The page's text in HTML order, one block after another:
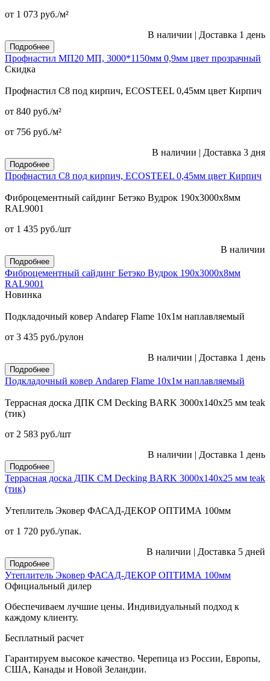
от 1 073 руб./м²
В наличии | Доставка 1 день
Подробнее
Профнастил МП20 МП, 3000*1150мм 0,9мм цвет прозрачный
Скидка
Профнастил С8 под кирпич, ECOSTEEL 0,45мм цвет Кирпич
от 840 руб./м²
от 756 руб./м²
В наличии | Доставка 3 дня
Подробнее
Профнастил С8 под кирпич, ECOSTEEL 0,45мм цвет Кирпич
Фиброцементный сайдинг Бетэко Вудрок 190х3000х8мм
RAL9001
от 1 435 руб./шт
В наличии
Подробнее
Фиброцементный сайдинг Бетэко Вудрок 190х3000х8мм
RAL9001
Новинка
Подкладочный ковер Andarep Flame 10х1м наплавляемый
от 3 435 руб./рулон
В наличии | Доставка 1 день
Подробнее
Подкладочный ковер Andarep Flame 10х1м наплавляемый
Террасная доска ДПК CM Decking BARK 3000х140х25 мм teak
(тик)
от 2 583 руб./шт
В наличии | Доставка 1 день
Подробнее
Террасная доска ДПК CM Decking BARK 3000х140х25 мм teak
(тик)
Утеплитель Эковер ФАСАД-ДЕКОР ОПТИМА 100мм
от 1 720 руб./упак.
В наличии | Доставка 5 дней
Подробнее
Утеплитель Эковер ФАСАД-ДЕКОР ОПТИМА 100мм
Официальный дилер
Обеспечиваем лучшие цены. Индивидуальный подход к
каждому клиенту.
Бесплатный расчет
Гарантируем высокое качество. Черепица из России, Европы,
США, Канады и Новой Зеландии.